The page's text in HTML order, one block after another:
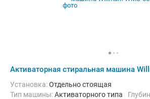
Активаторная стиральная машина
Установка:Отдельно стоящая
Тип машины:Активаторного типа